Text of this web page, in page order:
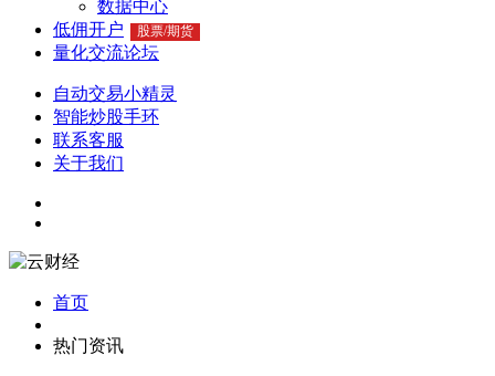
数据中心
低佣开户
股票/期货
量化交流论坛
自动交易小精灵
智能炒股手环
联系客服
关于我们
首页
热门资讯